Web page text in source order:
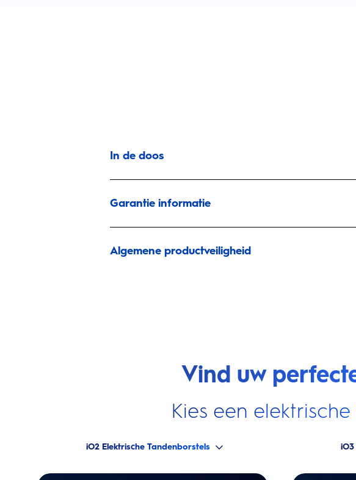
In de doos
Garantie informatie
Algemene productveiligheid
Vind uw
Kies een
iO2 Elektrische Tandenborstels